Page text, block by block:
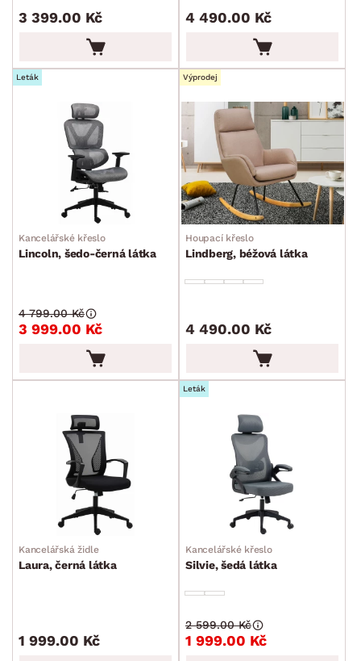
3 399.00 Kč 4 490.00 Kč
Leták
Kancelářské křeslo
Lincoln, šedo-černá látka
3 999.00 Kč
4 799.00 Kč
Výprodej
Houpací křeslo
Lindberg, béžová látka
4 490.00 Kč
Kancelářská židle
Laura, černá látka
1 999.00 Kč
Leták
Kancelářské křeslo
Silvie, šedá látka
1 999.00 Kč
2 599.00 Kč